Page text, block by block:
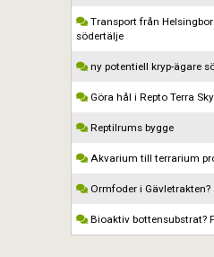
Transport från
södertälje
ny potentiell kryp-ägare
Göra hål i Repto Terra
Reptilrums bygge
Akvarium till terrarium
Ormfoder i Gävletrakten?
Bioaktiv bottensubstrat?